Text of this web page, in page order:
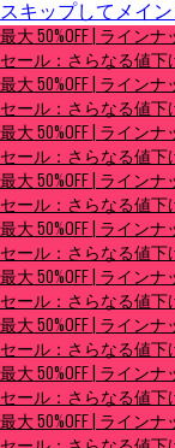
スキップしてメイ
最大 50%OFF | ライ
セール：さらなる値
最大 50%OFF | ライン
セール：さらなる値下
最大 50%OFF | ライン
セール：さらなる値下
最大 50%OFF | ライン
セール：さらなる値下
最大 50%OFF | ライン
セール：さらなる値下
最大 50%OFF | ライン
セール：さらなる値下
最大 50%OFF | ライン
セール：さらなる値下
最大 50%OFF | ライン
セール：さらなる値下
最大 50%OFF | ライン
セール：さらなる値下
最大 50%OFF | ライン